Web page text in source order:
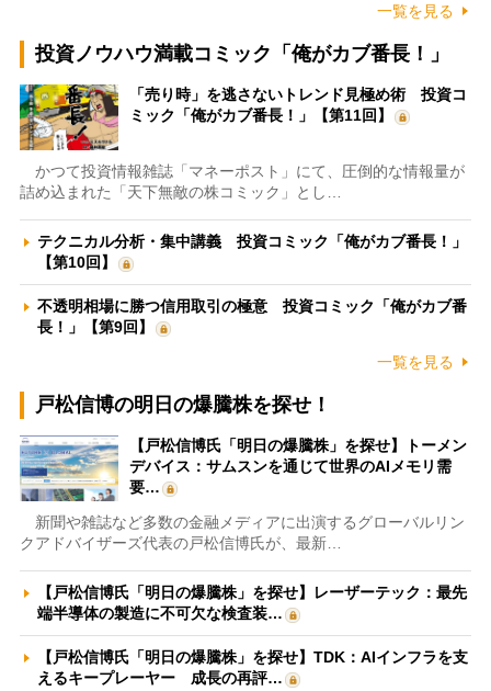
一覧を見る
投資ノウハウ満載コミック「俺がカブ番長！」
「売り時」を逃さないトレンド見極め術 投資コ
ミック「俺がカブ番長！」【第11回】
かつて投資情報雑誌「マネーポスト」にて、圧倒的な情報量が
詰め込まれた「天下無敵の株コミック」とし…
テクニカル分析・集中講義 投資コミック「俺がカブ番長！」
【第10回】
不透明相場に勝つ信用取引の極意 投資コミック「俺がカブ番
長！」【第9回】
一覧を見る
戸松信博の明日の爆騰株を探せ！
【戸松信博氏「明日の爆騰株」を探せ】トーメン
デバイス：サムスンを通じて世界のAIメモリ需
要…
新聞や雑誌など多数の金融メディアに出演するグローバルリン
クアドバイザーズ代表の戸松信博氏が、最新…
【戸松信博氏「明日の爆騰株」を探せ】レーザーテック：最先
端半導体の製造に不可欠な検査装…
【戸松信博氏「明日の爆騰株」を探せ】TDK：AIインフラを支
えるキープレーヤー 成長の再評…